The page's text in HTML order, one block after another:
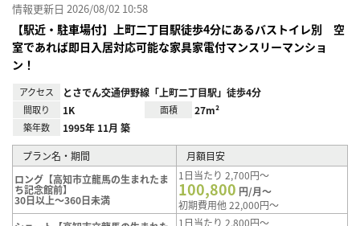
情報更新日 2026/08/02 10:58
【駅近・駐車場付】上町二丁目駅徒歩4分にあるバストイレ別 空
室であれば即日入居対応可能な家具家電付マンスリーマンショ
ン！
アクセス とさでん交通伊野線「上町二丁目駅」徒歩4分
間取り 1K 面積 27m²
築年数 1995年 11月 築
プラン名・期間
月額目安
ロング【高知市立龍馬の生まれたま
ち記念館前】
30日以上～360日未満
1日当たり 2,700円～
100,800 円/月～
初期費用他 22,000円～
1日当たり 2,800円～